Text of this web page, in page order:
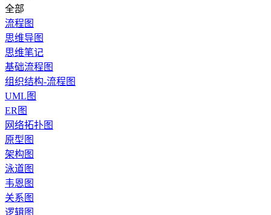
全部
流程图
思维导图
思维笔记
基础流程图
组织结构-流程图
UML图
ER图
网络拓扑图
原型图
架构图
泳道图
韦恩图
关系图
逻辑图